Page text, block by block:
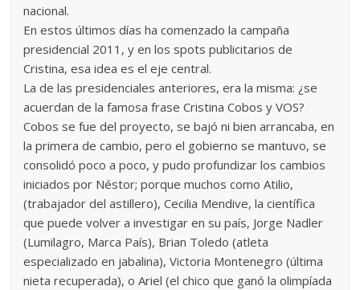
nacional.
En estos últimos días ha comenzado la campaña
presidencial 2011, y en los spots publicitarios de
Cristina, esa idea es el eje central.
La de las presidenciales anteriores, era la misma: ¿se
acuerdan de la famosa frase Cristina Cobos y VOS?
Cobos se fue del proyecto, se bajó ni bien arrancaba, en
la primera de cambio, pero el gobierno se mantuvo, se
consolidó poco a poco, y pudo profundizar los cambios
iniciados por Néstor; porque muchos como Atilio,
(trabajador del astillero), Cecilia Mendive, la científica
que puede volver a investigar en su país, Jorge Nadler
(Lumilagro, Marca País), Brian Toledo (atleta
especializado en jabalina), Victoria Montenegro (última
nieta recuperada), o Ariel (el chico que ganó la olimpíada